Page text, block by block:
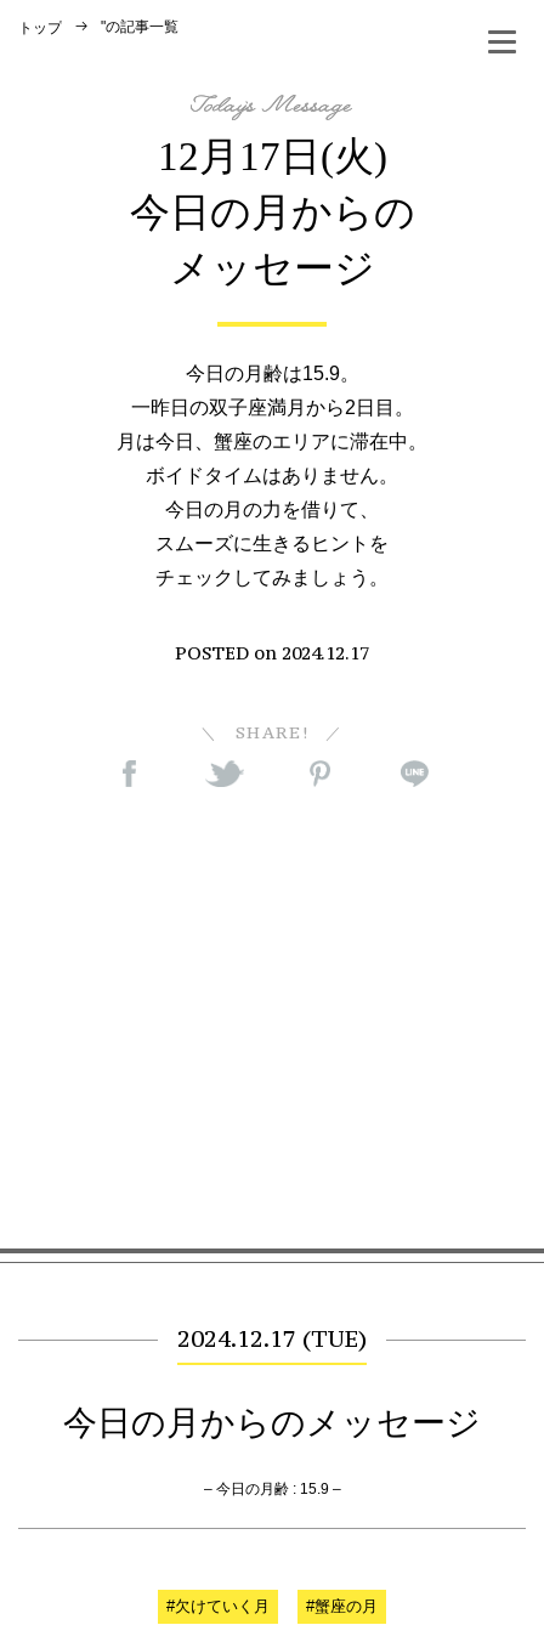
トップ "の記事一覧
12月17日(火)
今日の月からの
メッセージ
今日の月齢は15.9。
一昨日の双子座満月から2日目。
月は今日、蟹座のエリアに滞在中。
ボイドタイムはありません。
今日の月の力を借りて、
スムーズに生きるヒントを
チェックしてみましょう。
POSTED on 2024.12.17
SHARE!
2024.12.17 (TUE)
今日の月からのメッセージ
– 今日の月齢 : 15.9 –
#欠けていく月 #蟹座の月